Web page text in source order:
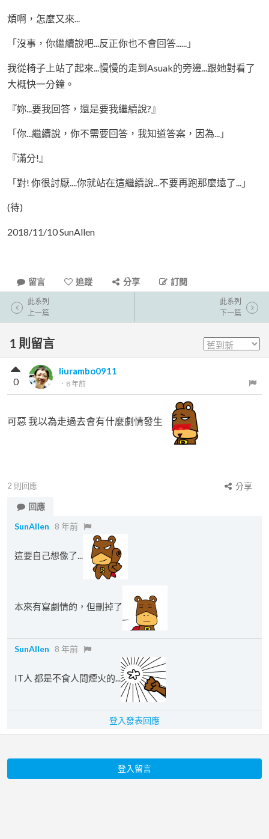
煩啊，怎麼又來...
「沒事，你繼續說吧...反正你也不會回答......」
我從椅子上站了起來...慢慢的走到Asuak的旁邊...跟她對看了
大概快一分鐘。
『妳...要我回答，還是要我繼續說?』
「你...繼續說，你不需要回答，我知道答案，因為...」
『滿分!』
「對! 你很討厭....你就站在這繼續說...不要再跑那麼遠了...」
(待)
2018/11/10 SunAllen
留言 追蹤 分享 訂閱
此系列
上一篇
此系列
下一篇
1 則留言
liurambo0911
． 8 年前
0
可惡 我以為走過去會有什麼劇情發生
2 則回應
分享
回應
SunAllen
8 年前
這要自己想像了...
本來有寫劇情的，但刪掉了
SunAllen 8 年前
IT人 都是不食人間煙火的...
登入發表回應
登入留言